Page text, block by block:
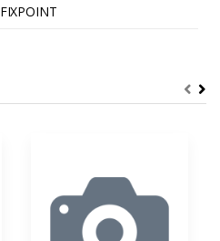
FIXPOINT